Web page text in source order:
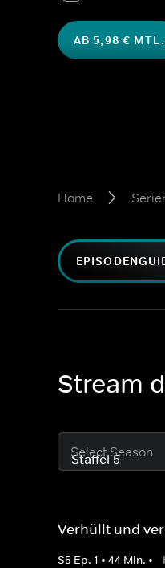
AB 5,98 € MTL.
Home
Stream
Select Season
Verhüllt und
S5 Ep. 1 • 44 Min. •